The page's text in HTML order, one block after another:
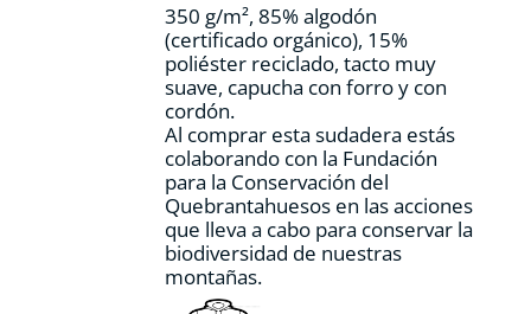
página
de
producto
350 g/m², 85% algodón
(certificado orgánico), 15%
poliéster reciclado, tacto muy
suave, capucha con forro y con
cordón.
Al comprar esta sudadera estás
colaborando con la Fundación
para la Conservación del
Quebrantahuesos en las acciones
que lleva a cabo para conservar la
biodiversidad de nuestras
montañas.